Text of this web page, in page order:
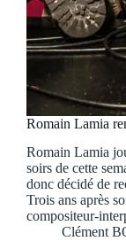
Romain Lamia
Romain Lamia
soirs de cette
donc décidé de
Trois ans après
compositeur-
Clément